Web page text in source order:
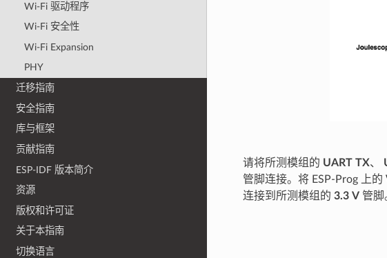
Wi-Fi 驱动程序
Wi-Fi 安全性
Wi-Fi Expansion
PHY
迁移指南
安全指南
库与框架
贡献指南
ESP-IDF 版本简介
资源
版权和许可证
关于本指南
切换语言
请将所测模组的 UART TX、
管脚连接。将 ESP-Prog 上的
连接到所测模组的 3.3 V管脚